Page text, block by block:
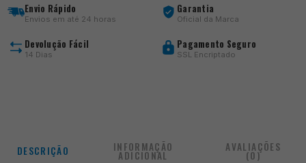
TripleEnvio Rápido
Envios em até 24 horas
Garantia
Oficial da Marca
Devolução Fácil
14 Dias
Pagamento Seguro
SSL Encriptado
DESCRIÇÃO INFORMAÇÃO
ADICIONAL
AVALIAÇÕES
(0)